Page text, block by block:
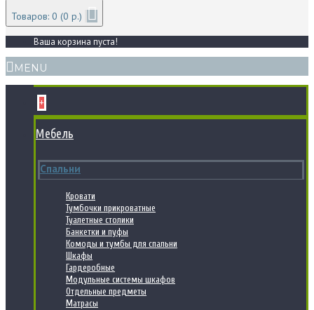
Товаров: 0 (0 р.)
Ваша корзина пуста!
MENU
+
Мебель
Спальни
Кровати
Тумбочки прикроватные
Туалетные столики
Банкетки и пуфы
Комоды и тумбы для спальни
Шкафы
Гардеробные
Модульные системы шкафов
Отдельные предметы
Матрасы